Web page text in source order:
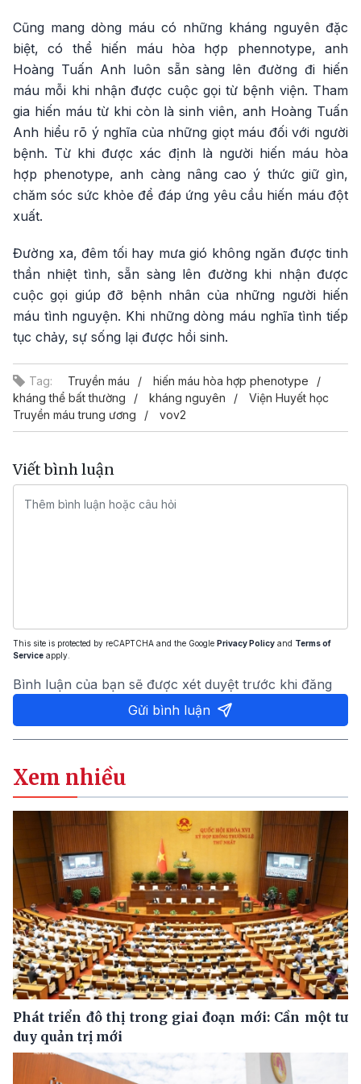
Cũng mang dòng máu có những kháng nguyên đặc
biệt, có thể hiến máu hòa hợp phennotype, anh
Hoàng Tuấn Anh luôn sẵn sàng lên đường đi hiến
máu mỗi khi nhận được cuộc gọi từ bệnh viện. Tham
gia hiến máu từ khi còn là sinh viên, anh Hoàng Tuấn
Anh hiểu rõ ý nghĩa của những giọt máu đối với người
bệnh. Từ khi được xác định là người hiến máu hòa
hợp phenotype, anh càng nâng cao ý thức giữ gìn,
chăm sóc sức khỏe để đáp ứng yêu cầu hiến máu đột
xuất.
Đường xa, đêm tối hay mưa gió không ngăn được tinh
thần nhiệt tình, sẵn sàng lên đường khi nhận được
cuộc gọi giúp đỡ bệnh nhân của những người hiến
máu tình nguyện. Khi những dòng máu nghĩa tình tiếp
tục chảy, sự sống lại được hồi sinh.
Tag: Truyền máu
hiến máu hòa hợp phenotype
kháng thể bất thường
kháng nguyên
Viện Huyết học
Truyền máu trung ương
vov2
Viết bình luận
This site is protected by reCAPTCHA and the Google Privacy Policy and Terms of
Service apply.
Bình luận của bạn sẽ được xét duyệt trước khi đăng
Gửi bình luận
Xem nhiều
Phát triển đô thị trong giai đoạn mới: Cần một tư
duy quản trị mới